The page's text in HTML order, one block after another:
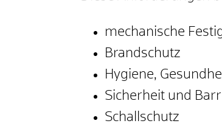
mechanische
Brandschutz
Hygiene,
Sicherheit und
Schallschutz